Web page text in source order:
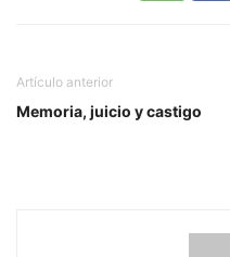
Artículo anterior
Memoria, juicio y castigo